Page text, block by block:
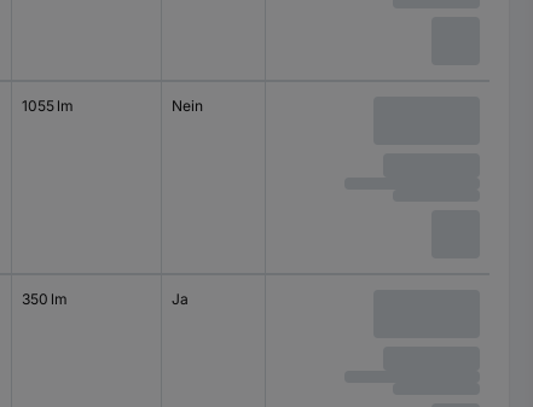
1055 lm Nein
350 lm Ja